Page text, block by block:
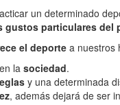
un determinado
gustos particulares del
el deporte a nuestros
la sociedad.
y una determinada
, además dejará de ser